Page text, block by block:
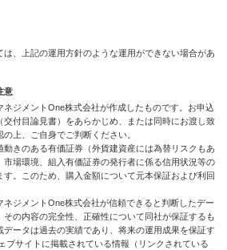
は、上記の運用方針のような運用ができない場合があ
意
ジメントOne株式会社が作成したものです。お申込
交付目論見書）をあらかじめ、または同時にお渡し致
上、ご自身でご判断ください。
きのある有価証券（外貨建資産には為替リスクもあ
市場環境、組入有価証券の発行者に係る信用状況等の
。このため、購入金額について元本保証および利回
ジメントOne株式会社が信頼できると判断したデー
その内容の完全性、正確性について同社が保証するも
ータは過去の実績であり、将来の運用成果を保証す
ブサイトに掲載されている情報（リンクされている